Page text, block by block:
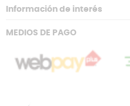
Información de interés
MEDIOS DE PAGO